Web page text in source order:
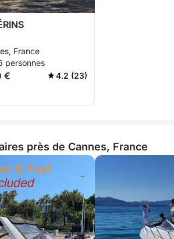
été autorisée à
profondément
capitaine et son
clairement pas
ils acceptent les
familles. Si vous
France
personnes
€ 4.2 (23)
près de Cannes, France